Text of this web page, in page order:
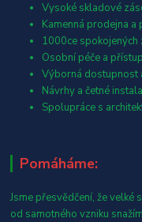
Vysoké skladové
Kamenná prodejna
1000ce spokojených
Osobní péče a
Výborná dostupnost
Návrhy a četné
Spolupráce s
Pomáháme:
Jsme přesvědčení, že
od samotného vzniku